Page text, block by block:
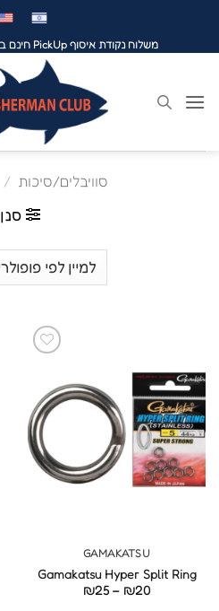
משלוח נקודת איסוף PickUp חינם ברכישה מעל 300 ש"ח באתר
סוויבלים/סיכות /
סנן
GAMAKATSU
Gamakatsu Hyper Split Ring
₪20
–
₪25